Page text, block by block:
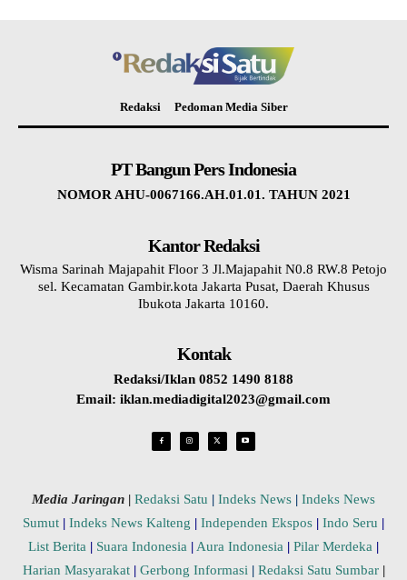
Redaksi Pedoman Media Siber
PT Bangun Pers Indonesia
NOMOR AHU-0067166.AH.01.01. TAHUN 2021
Kantor Redaksi
Wisma Sarinah Majapahit Floor 3 Jl.Majapahit N0.8 RW.8 Petojo
sel. Kecamatan Gambir.kota Jakarta Pusat, Daerah Khusus
Ibukota Jakarta 10160.
Kontak
Redaksi/Iklan 0852 1490 8188
Email: iklan.mediadigital2023@gmail.com
Media Jaringan | Redaksi Satu | Indeks News | Indeks News
Sumut | Indeks News Kalteng | Independen Ekspos | Indo Seru |
List Berita | Suara Indonesia | Aura Indonesia | Pilar Merdeka |
Harian Masyarakat | Gerbong Informasi | Redaksi Satu Sumbar |